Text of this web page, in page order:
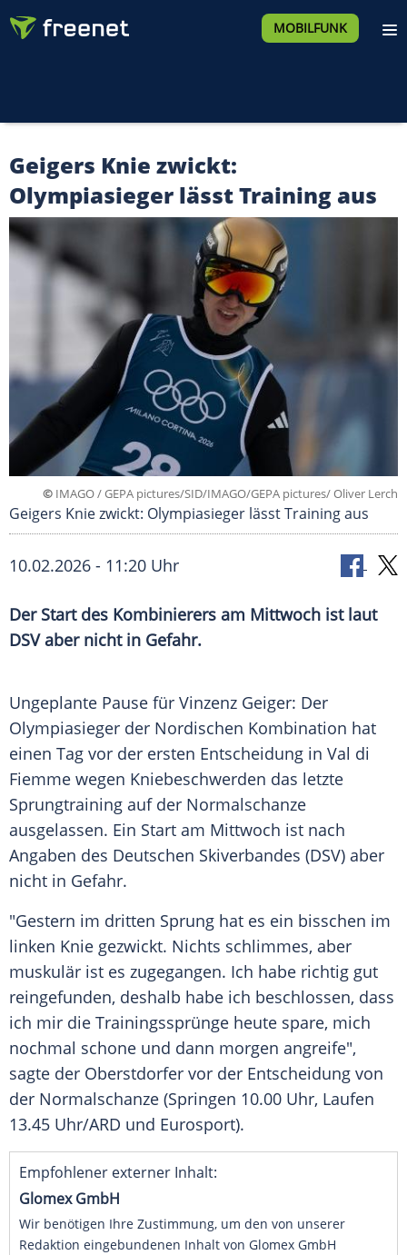
MOBILFUNK
Geigers Knie zwickt:
Olympiasieger lässt Training aus
© IMAGO / GEPA pictures/SID/IMAGO/GEPA pictures/ Oliver Lerch
Geigers Knie zwickt: Olympiasieger lässt Training aus
10.02.2026 - 11:20 Uhr
Der Start des Kombinierers am Mittwoch ist laut
DSV aber nicht in Gefahr.
Ungeplante Pause für Vinzenz Geiger: Der
Olympiasieger der Nordischen Kombination hat
einen Tag vor der ersten Entscheidung in Val di
Fiemme wegen Kniebeschwerden das letzte
Sprungtraining auf der Normalschanze
ausgelassen. Ein Start am Mittwoch ist nach
Angaben des Deutschen Skiverbandes (DSV) aber
nicht in Gefahr.
"Gestern im dritten Sprung hat es ein bisschen im
linken Knie gezwickt. Nichts schlimmes, aber
muskulär ist es zugegangen. Ich habe richtig gut
reingefunden, deshalb habe ich beschlossen, dass
ich mir die Trainingssprünge heute spare, mich
nochmal schone und dann morgen angreife",
sagte der Oberstdorfer vor der Entscheidung von
der Normalschanze (Springen 10.00 Uhr, Laufen
13.45 Uhr/ARD und Eurosport).
Empfohlener externer Inhalt:
Glomex GmbH
Wir benötigen Ihre Zustimmung, um den von unserer
Redaktion eingebundenen Inhalt von Glomex GmbH